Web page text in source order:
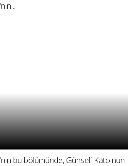
bu bölümünde, Günseli Kato'nun